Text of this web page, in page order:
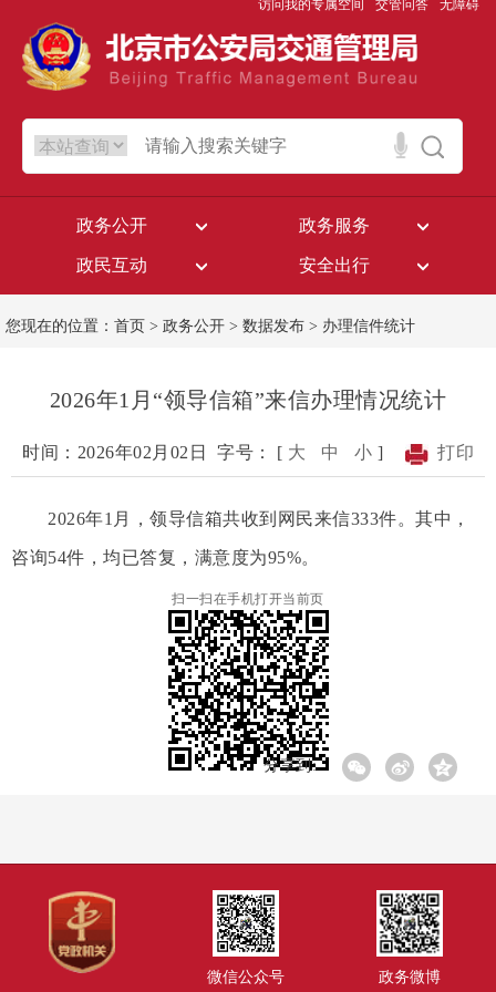
访问我的专属空间 交管问答 无障碍
政务公开 政务服务
政民互动 安全出行
您现在的位置： 首页 > 政务公开 > 数据发布 > 办理信件统计
2026年1月“领导信箱”来信办理情况统计
时间：2026年02月02日 字号： [ 大 中 小 ] 打印
2026年1月，领导信箱共收到网民来信333件。其中，
咨询54件，均已答复，满意度为95%。
扫一扫在手机打开当前页
分享到:
微信公众号 政务微博